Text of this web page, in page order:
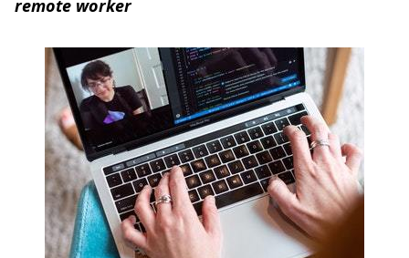
remote worker